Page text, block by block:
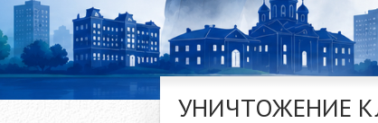
УНИЧТОЖЕНИЕ